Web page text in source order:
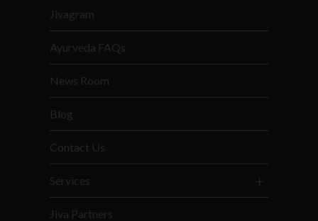
Jivagram
Ayurveda FAQs
News Room
Blog
Contact Us
Services
Jiva Partners